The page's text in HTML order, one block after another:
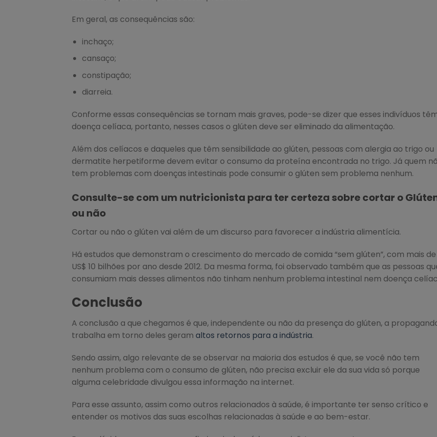
Em geral, as consequências são:
inchaço;
cansaço;
constipação;
diarreia.
Conforme essas consequências se tornam mais graves, pode-se dizer que esses indivíduos
doença celíaca, portanto, nesses casos o glúten deve ser eliminado da alimentação.
Além dos celíacos e daqueles que têm sensibilidade ao glúten, pessoas com alergia ao trigo ou
dermatite herpetiforme devem evitar o consumo da proteína encontrada no trigo. Já quem
tem problemas com doenças intestinais pode consumir o glúten sem problema nenhum.
Consulte-se com um nutricionista para ter certeza sobre cortar o
ou não
Cortar ou não o glúten vai além de um discurso para favorecer a indústria alimentícia.
Há estudos que demonstram o crescimento do mercado de comida “sem glúten”, com mais de
US$ 10 bilhões por ano desde 2012. Da mesma forma, foi observado também que as pessoas
consumiam mais desses alimentos não tinham nenhum problema intestinal nem doença
Conclusão
A conclusão a que chegamos é que, independente ou não da presença do glúten, a
trabalha em torno deles geram altos retornos para a indústria.
Sendo assim, algo relevante de se observar na maioria dos estudos é que, se você não tem
nenhum problema com o consumo de glúten, não precisa excluir ele da sua vida só porque
alguma celebridade divulgou essa informação na internet.
Para esse assunto, assim como outros relacionados à saúde, é importante ter senso crítico e
entender os motivos das suas escolhas relacionadas à saúde e ao bem-estar.